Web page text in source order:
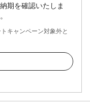
期を確認いたしま
キャンペーン対象外と